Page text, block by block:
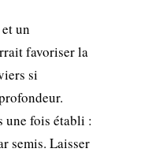
un
favoriser la
si
une fois établi :
semis. Laisser